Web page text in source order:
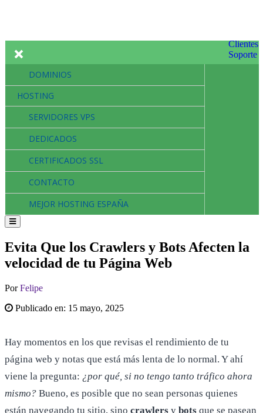
Clientes
Soporte
DOMINIOS
HOSTING
SERVIDORES VPS
DEDICADOS
CERTIFICADOS SSL
CONTACTO
MEJOR HOSTING ESPAÑA
Evita Que los Crawlers y Bots Afecten la
velocidad de tu Página Web
PorFelipe
Publicado en: 15 mayo, 2025
Hay momentos en los que revisas el rendimiento de tu
página web y notas que está más lenta de lo normal. Y ahí
viene la pregunta: ¿por qué, si no tengo tanto tráfico ahora
mismo? Bueno, es posible que no sean personas quienes
están navegando tu sitio, sino crawlers y bots que se pasean